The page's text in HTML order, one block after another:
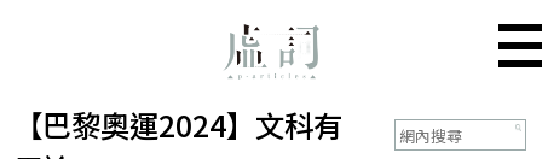
【巴黎奧運2024】文科有